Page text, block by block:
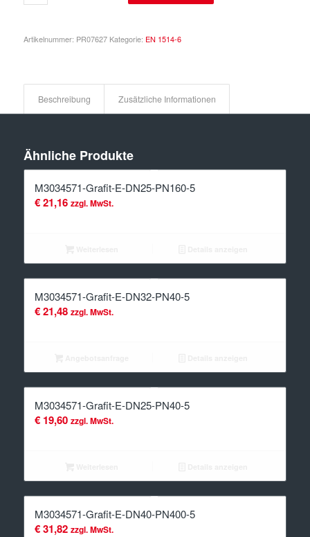
Artikelnummer: PR07627 Kategorie: EN 1514-6
Beschreibung Zusätzliche Informationen
Ähnliche Produkte
M3034571-Grafit-E-DN25-PN160-5
€21,16 zzgl. MwSt.
M3034571-Grafit-E-DN32-PN40-5
€21,48 zzgl. MwSt.
M3034571-Grafit-E-DN25-PN40-5
€19,60 zzgl. MwSt.
M3034571-Grafit-E-DN40-PN400-5
€31,82 zzgl. MwSt.